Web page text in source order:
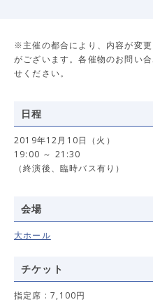
※主催の都合により、内容が変
がございます。各催物のお問い
せください。
日程
2019年12月10日（火）
19:00 ～ 21:30
（終演後、臨時バス有り）
会場
大ホール
チケット
指定席 : 7,100円